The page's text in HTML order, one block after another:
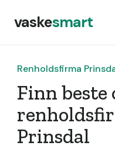
vaskesmart
Renholdsfirma
Finn
Prinsdal